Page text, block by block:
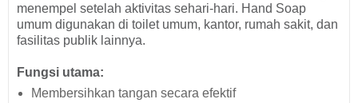
menempel setelah aktivitas sehari-hari. Hand Soap
umum digunakan di toilet umum, kantor, rumah sakit, dan
fasilitas publik lainnya.
Fungsi utama:
Membersihkan tangan secara efektif